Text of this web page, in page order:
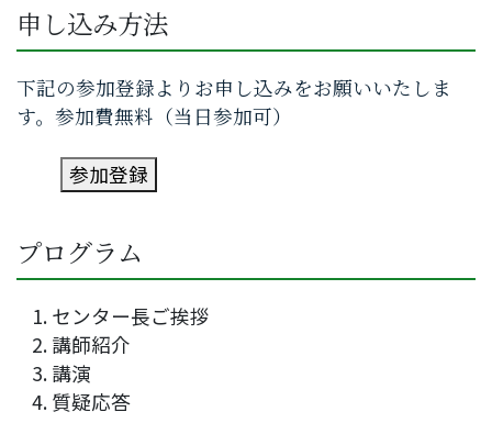
申し込み方法
下記の参加登録よりお申し込みをお願いいたしま
す。参加費無料（当日参加可）
参加登録
プログラム
センター長ご挨拶
講師紹介
講演
質疑応答